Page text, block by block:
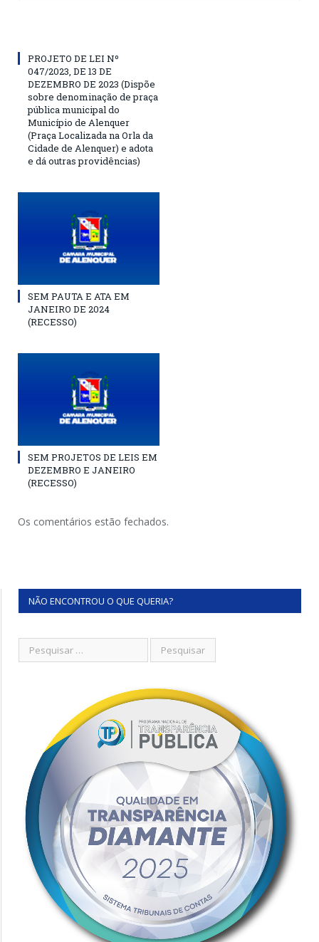
PROJETO DE LEI Nº
047/2023, DE 13 DE
DEZEMBRO DE 2023 (Dispõe
sobre denominação de praça
pública municipal do
Município de Alenquer
(Praça Localizada na Orla da
Cidade de Alenquer) e adota
e dá outras providências)
SEM PAUTA E ATA EM
JANEIRO DE 2024
(RECESSO)
SEM PROJETOS DE LEIS EM
DEZEMBRO E JANEIRO
(RECESSO)
Os comentários estão fechados.
NÃO ENCONTROU O QUE QUERIA?